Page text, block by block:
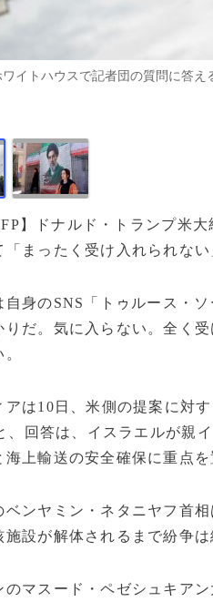
イトハウスで記者団の質問に答
】ドナルド・トランプ米
「まったく受け入れられない
自身のSNS「トゥルース・
りだ。気に入らない。全く
アは10日、米側の提案に対
、回答は、イスラエルが親
上輸送の安全確保に重点を
ベンヤミン・ネタニヤフ首
施設が解体されるまで紛争は
のマスード・ペゼシュキア